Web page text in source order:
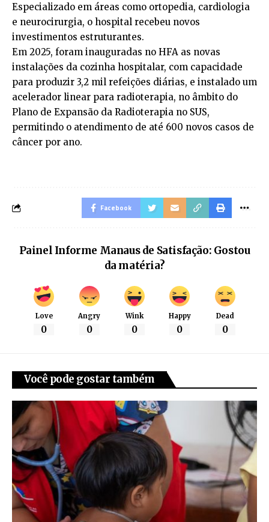
Especializado em áreas como ortopedia, cardiologia
e neurocirurgia, o hospital recebeu novos
investimentos estruturantes.
Em 2025, foram inauguradas no HFA as novas
instalações da cozinha hospitalar, com capacidade
para produzir 3,2 mil refeições diárias, e instalado um
acelerador linear para radioterapia, no âmbito do
Plano de Expansão da Radioterapia no SUS,
permitindo o atendimento de até 600 novos casos de
câncer por ano.
Facebook
Painel Informe Manaus de Satisfação: Gostou
da matéria?
Love
0
Angry
0
Wink
0
Happy
0
Dead
0
Você pode gostar também